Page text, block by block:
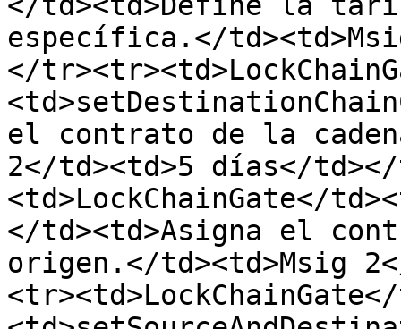
específica.</
</
el contrato de la
2</td><td>5 días</
<td>LockChainGate</
</td><td>Asigna el
origen.</td><td>Msig